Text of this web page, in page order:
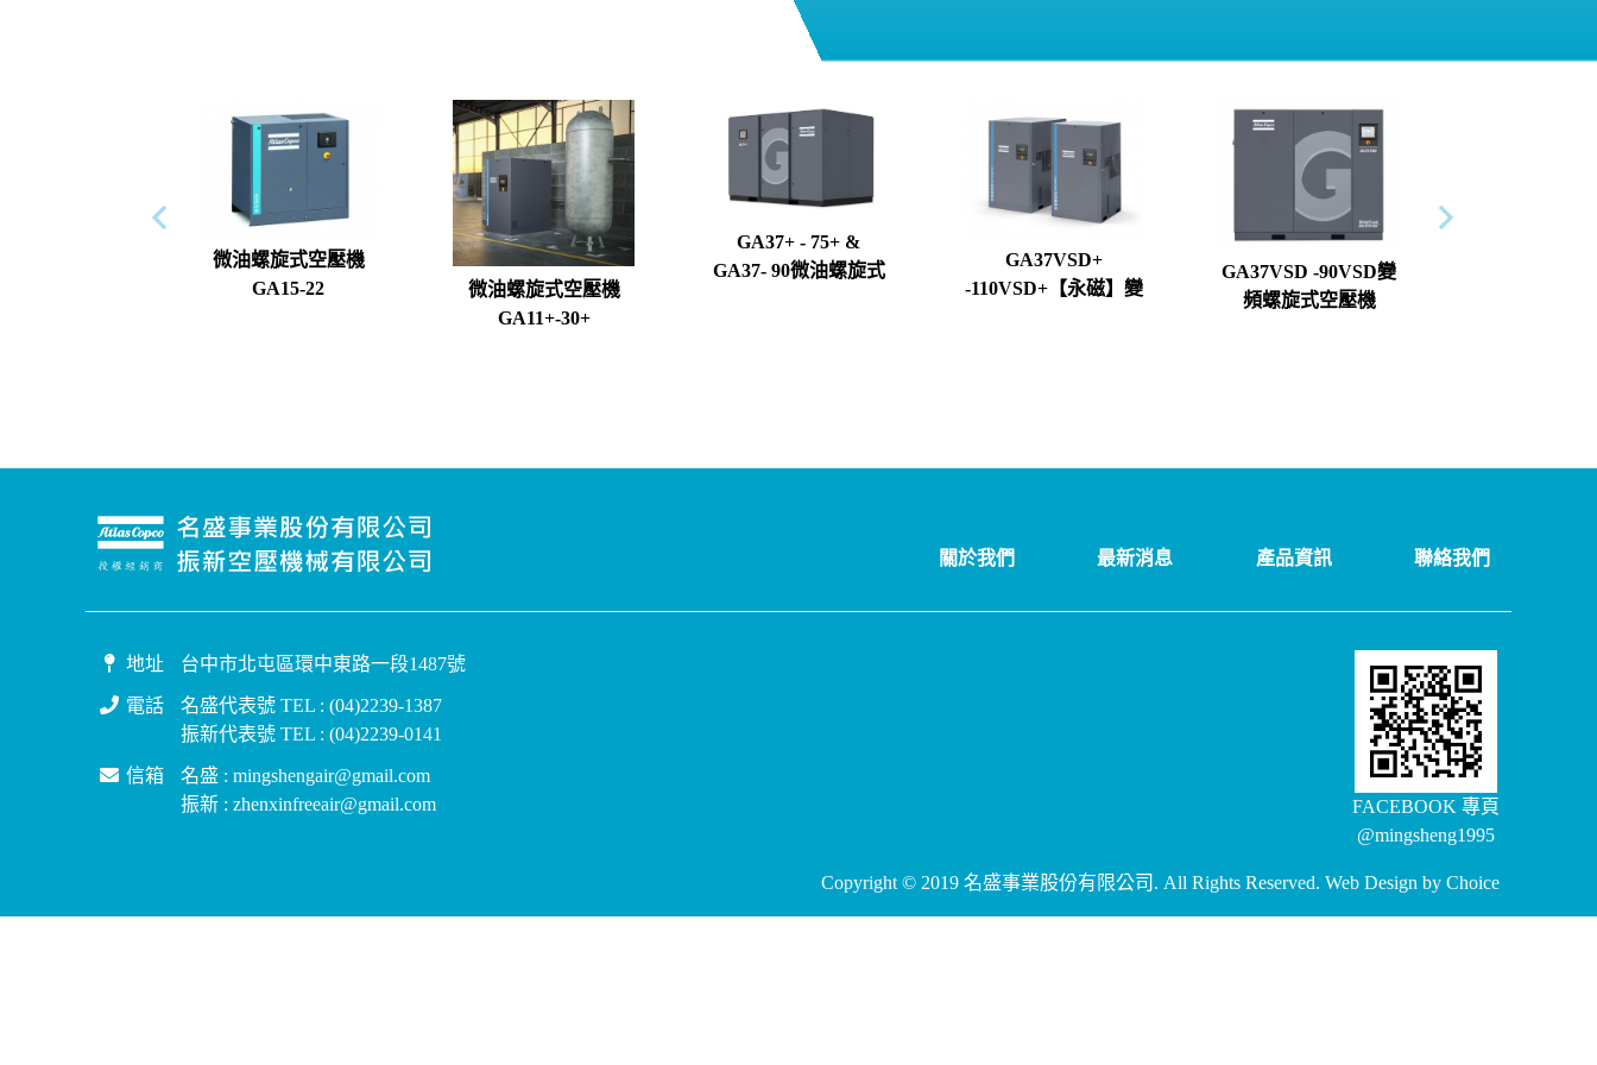
微油螺旋式空壓機
GA15-22
微油螺旋式空壓機
GA11+-30+
GA37+ - 75+ &
GA37- 90微油螺旋式
GA37VSD+
-110VSD+【永磁】變
GA37VSD -90VSD變
頻螺旋式空壓機
關於我們 最新消息 產品資訊 聯絡我們
地址 台中市北屯區環中東路一段1487號
電話
名盛代表號 TEL : (04)2239-1387
振新代表號 TEL : (04)2239-0141
信箱
名盛 : mingshengair@gmail.com
振新 : zhenxinfreeair@gmail.com
FACEBOOK 專頁
@mingsheng1995
Copyright © 2019 名盛事業股份有限公司. All Rights Reserved. Web Design by Choice